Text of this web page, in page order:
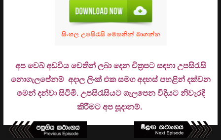
අප වෙබ් අඩවිය වෙතින් ලබා දෙන චිත්‍රපට සඳහා උපසිරැසි
නොගැලපේනම් අදාල ලිංක් එක සමග අදහස් පහළින් දක්වන
මෙන් දන්වා සිටිමි. උපසිරැසියට ගැලපෙන විදියට නිවැරදි
කිරීමට අප සූදානම්.